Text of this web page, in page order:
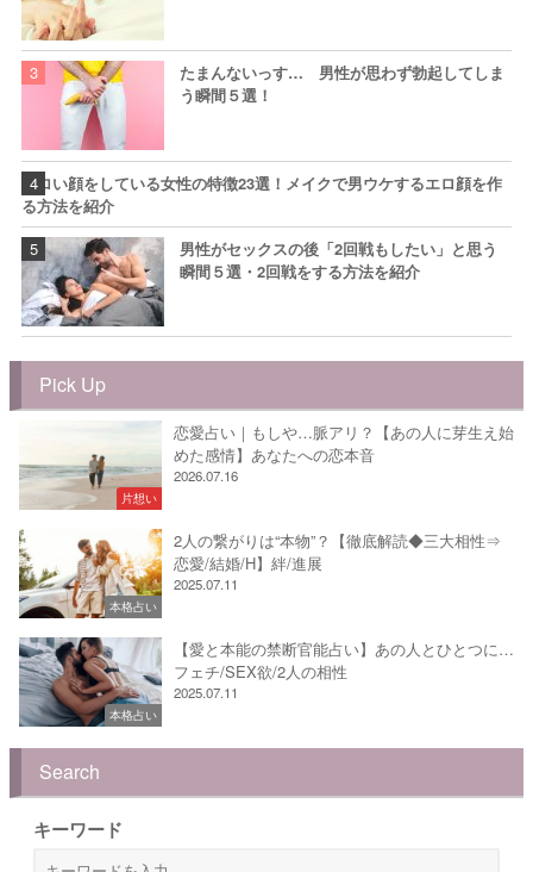
たまんないっす… 男性が思わず勃起してしま
う瞬間５選！
エロい顔をしている女性の特徴23選！メイクで男ウケするエロ顔を作
る方法を紹介
男性がセックスの後「2回戦もしたい」と思う
瞬間５選・2回戦をする方法を紹介
Pick Up
片想い
恋愛占い｜もしや…脈アリ？【あの人に芽生え始
めた感情】あなたへの恋本音
2026.07.16
本格占い
2人の繋がりは“本物”？【徹底解読◆三大相性⇒
恋愛/結婚/H】絆/進展
2025.07.11
本格占い
【愛と本能の禁断官能占い】あの人とひとつに…
フェチ/SEX欲/2人の相性
2025.07.11
Search
キーワード